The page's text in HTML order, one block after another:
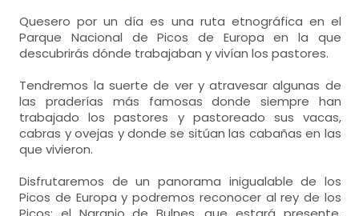
Quesero por un día es una ruta etnográfica en el
Parque Nacional de Picos de Europa en la que
descubrirás dónde trabajaban y vivían los pastores.
Tendremos la suerte de ver y atravesar algunas de
las praderías más famosas donde siempre han
trabajado los pastores y pastoreado sus vacas,
cabras y ovejas y donde se sitúan las cabañas en las
que vivieron.
Disfrutaremos de un panorama inigualable de los
Picos de Europa y podremos reconocer al rey de los